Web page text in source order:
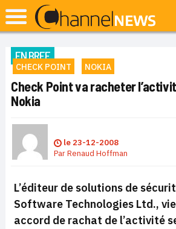
EN BREF
CHECK POINT NOKIA
Check Point va racheter
Nokia
le 23-12-2008
ParRenaud Hoffman
L’éditeur de solutions de
Software Technologies Ltd.,
accord de rachat de l’activité